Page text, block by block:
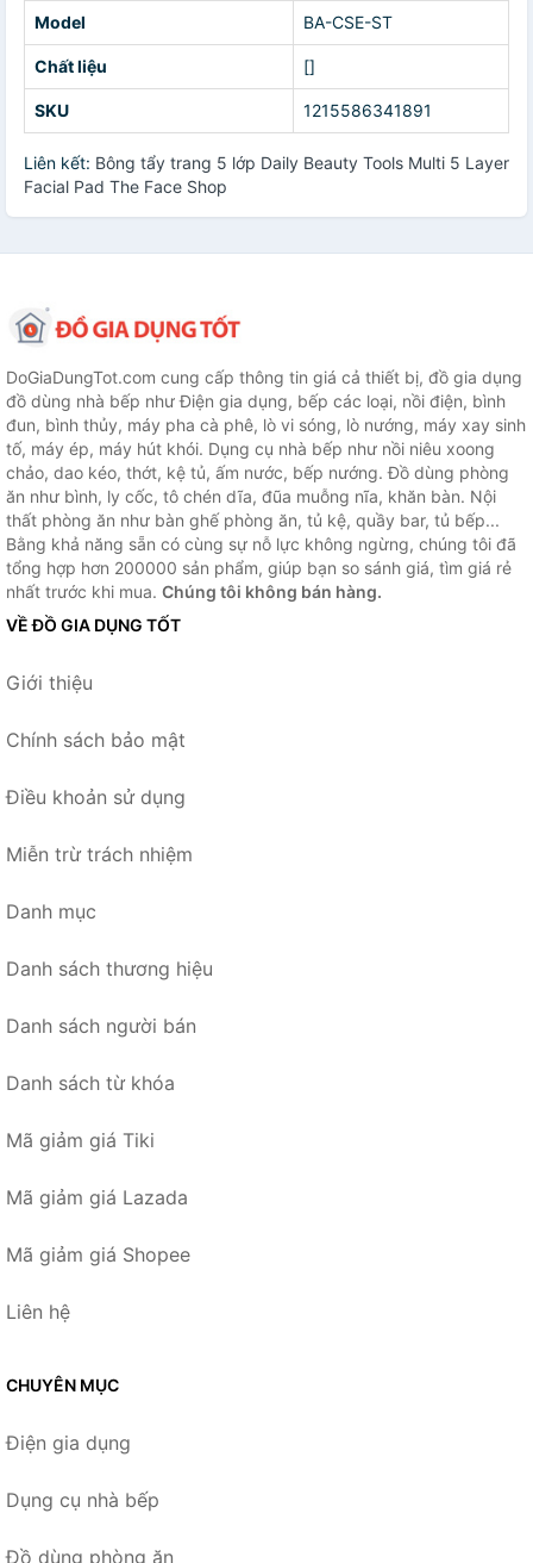
Model BA-CSE-ST
Chất liệu []
SKU 1215586341891
Liên kết: Bông tẩy trang 5 lớp Daily Beauty Tools Multi 5 Layer
Facial Pad The Face Shop
DoGiaDungTot.com cung cấp thông tin giá cả thiết bị, đồ gia dụng
đồ dùng nhà bếp như Điện gia dụng, bếp các loại, nồi điện, bình
đun, bình thủy, máy pha cà phê, lò vi sóng, lò nướng, máy xay sinh
tố, máy ép, máy hút khói. Dụng cụ nhà bếp như nồi niêu xoong
chảo, dao kéo, thớt, kệ tủ, ấm nước, bếp nướng. Đồ dùng phòng
ăn như bình, ly cốc, tô chén dĩa, đũa muỗng nĩa, khăn bàn. Nội
thất phòng ăn như bàn ghế phòng ăn, tủ kệ, quầy bar, tủ bếp...
Bằng khả năng sẵn có cùng sự nỗ lực không ngừng, chúng tôi đã
tổng hợp hơn 200000 sản phẩm, giúp bạn so sánh giá, tìm giá rẻ
nhất trước khi mua. Chúng tôi không bán hàng.
VỀ ĐỒ GIA DỤNG TỐT
Giới thiệu
Chính sách bảo mật
Điều khoản sử dụng
Miễn trừ trách nhiệm
Danh mục
Danh sách thương hiệu
Danh sách người bán
Danh sách từ khóa
Mã giảm giá Tiki
Mã giảm giá Lazada
Mã giảm giá Shopee
Liên hệ
CHUYÊN MỤC
Điện gia dụng
Dụng cụ nhà bếp
Đồ dùng phòng ăn